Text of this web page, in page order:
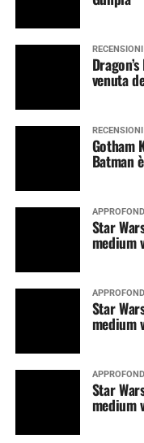
RECENSIONI
venuta
RECENSIONI
Gotham
Batman
Star
medium
Star
medium
Star
medium